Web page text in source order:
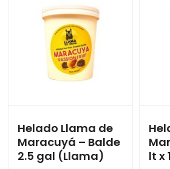
Helado Llama de
Maracuyá – Balde
2.5 gal (Llama)
lt x